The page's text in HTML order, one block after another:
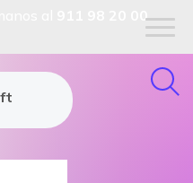
911 98 20 00